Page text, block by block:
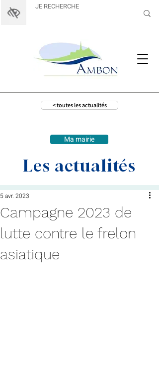
< toutes les actualités
Ma mairie
Les actualités
Campagne 2023 de
lutte contre le frelon
asiatique
5 avr. 2023